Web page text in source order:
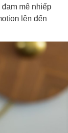
mê nhiếp
lên đến